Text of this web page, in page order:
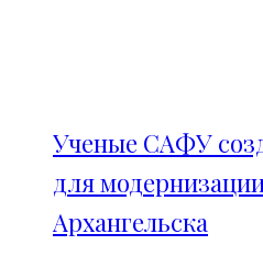
Ученые САФУ
для
Архангельска